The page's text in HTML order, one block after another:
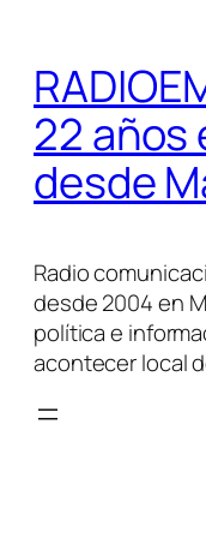
contenido
22 años
desde
Radio
desde 2004 en
política e
acontecer local